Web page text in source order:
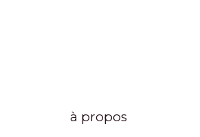
à propos